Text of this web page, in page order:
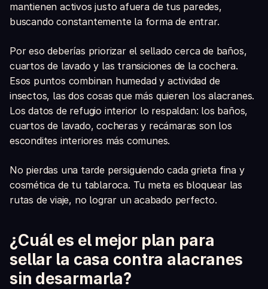
mantienen activos justo afuera de tus paredes,
buscando constantemente la forma de entrar.
Por eso deberías priorizar el sellado cerca de baños,
cuartos de lavado y las transiciones de la cochera.
Esos puntos combinan humedad y actividad de
insectos, las dos cosas que más quieren los alacranes.
Los datos de refugio interior lo respaldan: los baños,
cuartos de lavado, cocheras y recámaras son los
escondites interiores más comunes.
No pierdas una tarde persiguiendo cada grieta fina y
cosmética de tu tablaroca. Tu meta es bloquear las
rutas de viaje, no lograr un acabado perfecto.
¿Cuál es el mejor plan para
sellar la casa contra alacranes
sin desarmarla?